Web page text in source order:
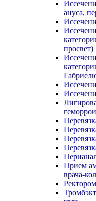
ануса,
просвет)
Прием
врача-